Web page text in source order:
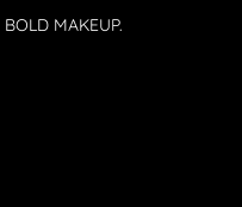
BOLD MAKEUP.